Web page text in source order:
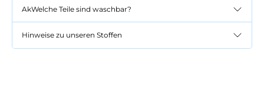
AkWelche Teile sind waschbar?
Hinweise zu unseren Stoffen